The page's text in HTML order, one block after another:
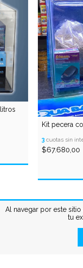
Al navegar por este sitio
tu
Kit pecera
3 cuotas sin
$67.680,00
Seguinos en